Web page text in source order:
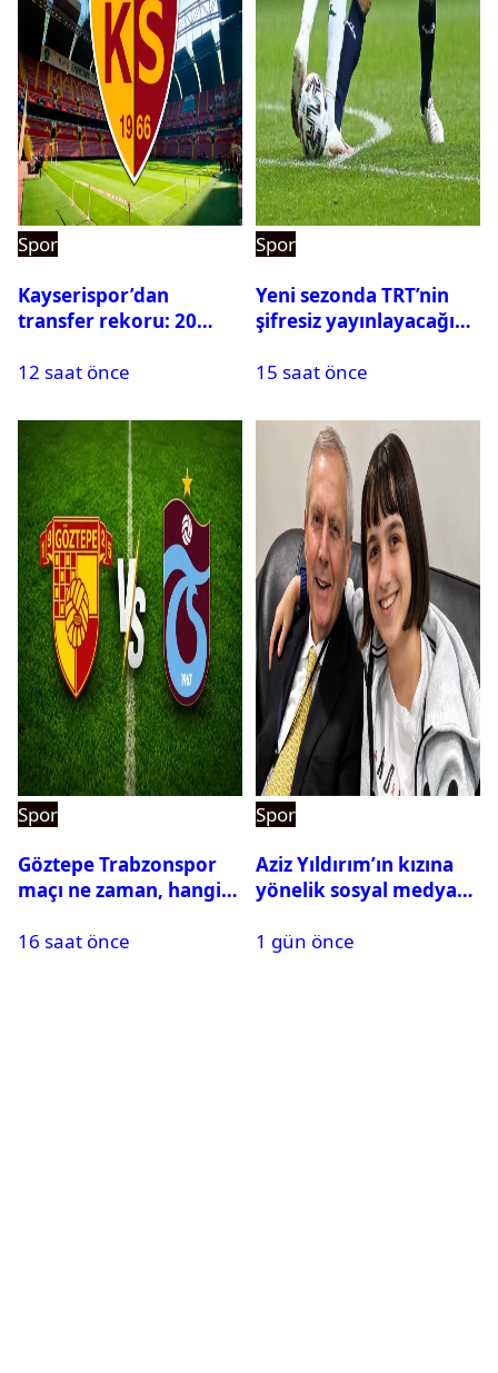
Spor
Kayserispor’dan
transfer rekoru: 20
12 saat önce
Spor
Yeni sezonda TRT’nin
şifresiz yayınlayacağı
15 saat önce
Spor
Göztepe Trabzonspor
maçı ne zaman, hangi
oynayacak mı?
16 saat önce
Spor
Aziz Yıldırım’ın kızına
yönelik sosyal medya
hakkında karar çıktı
1 gün önce